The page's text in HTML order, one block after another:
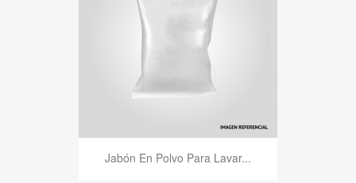
Jabón En Polvo Para Lavar...